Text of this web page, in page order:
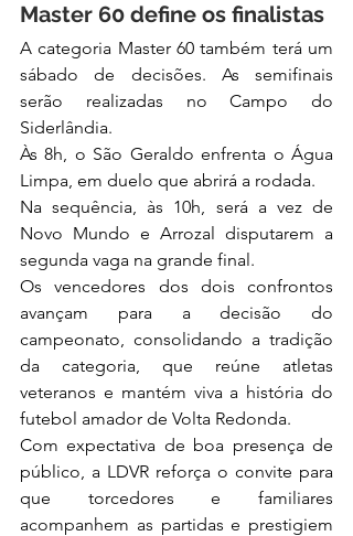
Master 60 define os finalistas
A categoria Master 60 também terá um
sábado de decisões. As semifinais
serão realizadas no Campo do
Siderlândia.
Às 8h, o São Geraldo enfrenta o Água
Limpa, em duelo que abrirá a rodada.
Na sequência, às 10h, será a vez de
Novo Mundo e Arrozal disputarem a
segunda vaga na grande final.
Os vencedores dos dois confrontos
avançam para a decisão do
campeonato, consolidando a tradição
da categoria, que reúne atletas
veteranos e mantém viva a história do
futebol amador de Volta Redonda.
Com expectativa de boa presença de
público, a LDVR reforça o convite para
que torcedores e familiares
acompanhem as partidas e prestigiem